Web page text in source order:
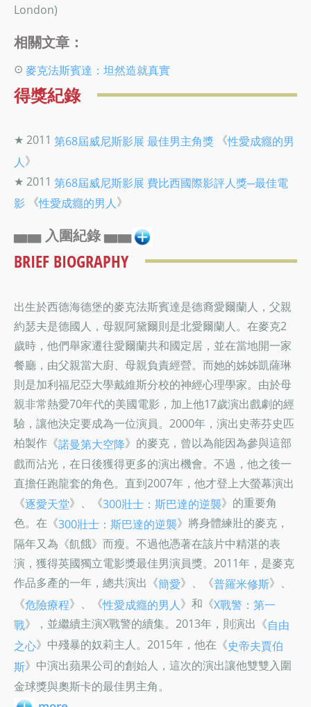
London)
相關文章：
⊙ 麥克法斯賓達：坦然造就真實
得獎紀錄
★ 2011 第68屆威尼斯影展 最佳男主角獎 《性愛成癮的男
人》
★ 2011 第68屆威尼斯影展 費比西國際影評人獎─最佳電
影 《性愛成癮的男人》
▅▅ 入圍紀錄 ▅▅
BRIEF BIOGRAPHY
出生於西德海德堡的麥克法斯賓達是德裔愛爾蘭人，父親
約瑟夫是德國人，母親阿黛爾則是北愛爾蘭人。在麥克2
歲時，他們舉家遷往愛爾蘭共和國定居，並在當地開一家
餐廳，由父親當大廚、母親負責經營。而她的姊姊凱薩琳
則是加利福尼亞大學戴維斯分校的神經心理學家。由於母
親非常熱愛70年代的美國電影，加上他17歲演出戲劇的經
驗，讓他決定要成為一位演員。2000年，演出史蒂芬史匹
柏製作《諾曼第大空降》的麥克，曾以為能因為參與這部
戲而沾光，在日後獲得更多的演出機會。不過，他之後一
直擔任跑龍套的角色。直到2007年，他才登上大螢幕演出
《逐愛天堂》、《300壯士：斯巴達的逆襲》的重要角
色。在《300壯士：斯巴達的逆襲》將身體練壯的麥克，
隔年又為《飢餓》而瘦。不過他憑著在該片中精湛的表
演，獲得英國獨立電影獎最佳男演員獎。2011年，是麥克
作品多產的一年，總共演出《簡愛》、《普羅米修斯》、
《危險療程》、《性愛成癮的男人 》和《X戰警：第一
戰》，並繼續主演X戰警的續集。2013年，則演出《自由
之心》中殘暴的奴莉主人。2015年，他在《史帝夫賈伯
斯》中演出蘋果公司的創始人，這次的演出讓他雙雙入圍
金球獎與奧斯卡的最佳男主角。